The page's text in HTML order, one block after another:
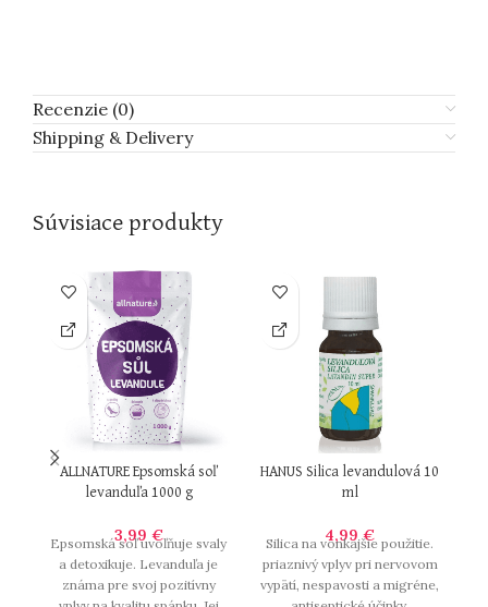
Recenzie (0)
Shipping & Delivery
Súvisiace produkty
ALLNATURE Epsomská soľ
levanduľa 1000 g
3,99 €
Epsomská soľ uvoľňuje svaly
a detoxikuje. Levanduľa je
známa pre svoj pozitívny
HANUS Silica levandulová 10
ml
4,99€
Silica na vonkajšie použitie.
priaznivý vplyv pri nervovom
vypätí, nespavosti a migréne,